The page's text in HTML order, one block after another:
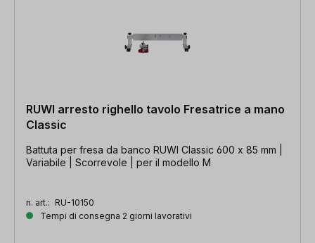
RUWI arresto righello tavolo Fresatrice a mano
Classic
Battuta per fresa da banco RUWI Classic 600 x 85 mm |
Variabile | Scorrevole | per il modello M
n. art.: RU-10150
Tempi di consegna 2 giorni lavorativi